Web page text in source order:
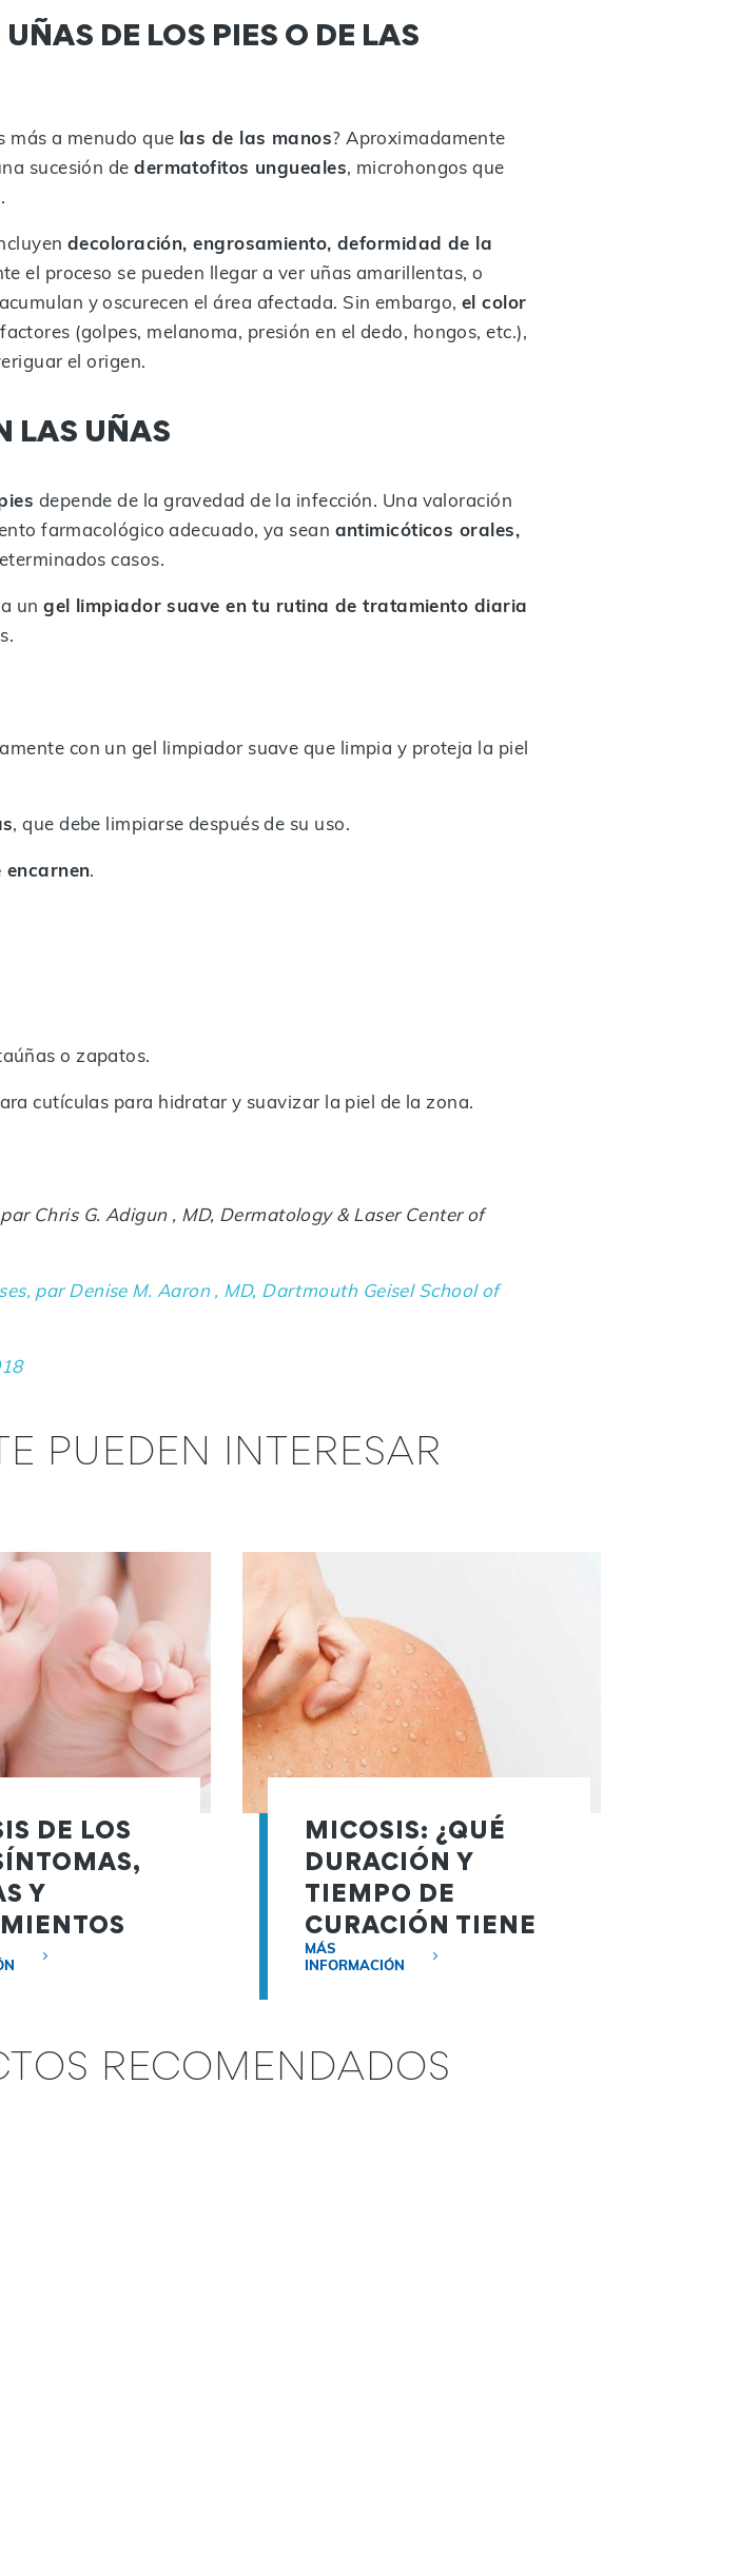
DE LOS PIES O DE LAS
más a menudo que las de las manos? Aproximadamente
sucesión dedermatofitos ungueales, microhongos que
.
decoloración, engrosamiento, deformidad de la
el proceso se pueden llegar a ver uñas amarillentas, o
y oscurecen el área afectada. Sin embargo, el color
(golpes, melanoma, presión en el dedo, hongos, etc.),
el origen.
LAS UÑAS
depende de la gravedad de la infección. Una valoración
farmacológico adecuado, ya sean antimicóticos orales,
casos.
ungel limpiador suave en tu rutina de tratamiento diaria
con un gel limpiador suave que limpia y proteja la piel
, que debe limpiarse después de su uso.
encarnen.
o zapatos.
cutículas para hidratar y suavizar la piel de la zona.
Chris G. Adigun , MD, Dermatology & Laser Center of
par Denise M. Aaron , MD, Dartmouth Geisel School of
PUEDEN INTERESAR
DE LOS
Y
MICOSIS: ¿QUÉ
DURACIÓN Y
TIEMPO DE
CURACIÓN TIENE
LA INFECCIÓN?
MÁS
INFORMACIÓN
RECOMENDADOS